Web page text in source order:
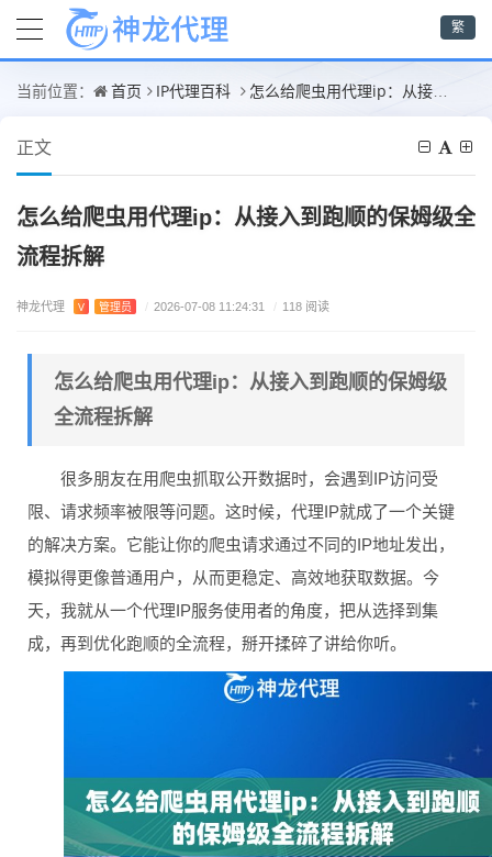
繁
当前位置： 首页 IP代理百科 怎么给爬虫用代理ip：从接入到跑顺的保姆级全流程拆解
正文
怎么给爬虫用代理ip：从接入到跑顺的保姆级全
流程拆解
神龙代理 V 管理员 / 2026-07-08 11:24:31 / 118 阅读
怎么给爬虫用代理ip：从接入到跑顺的保姆级
全流程拆解
很多朋友在用爬虫抓取公开数据时，会遇到IP访问受
限、请求频率被限等问题。这时候，代理IP就成了一个关键
的解决方案。它能让你的爬虫请求通过不同的IP地址发出，
模拟得更像普通用户，从而更稳定、高效地获取数据。今
天，我就从一个代理IP服务使用者的角度，把从选择到集
成，再到优化跑顺的全流程，掰开揉碎了讲给你听。